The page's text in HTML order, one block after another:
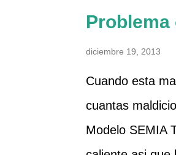
a
r
n
o
e
t
Problema
diciembre 19, 2013
Cuando esta
cuantas
Modelo SEMIA